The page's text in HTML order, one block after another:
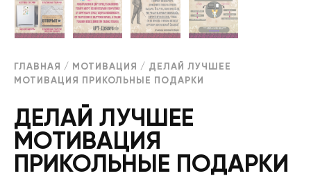
ГЛАВНАЯ / МОТИВАЦИЯ / ДЕЛАЙ ЛУЧШЕЕ
МОТИВАЦИЯ ПРИКОЛЬНЫЕ ПОДАРКИ
ДЕЛАЙ ЛУЧШЕЕ
МОТИВАЦИЯ
ПРИКОЛЬНЫЕ ПОДАРКИ